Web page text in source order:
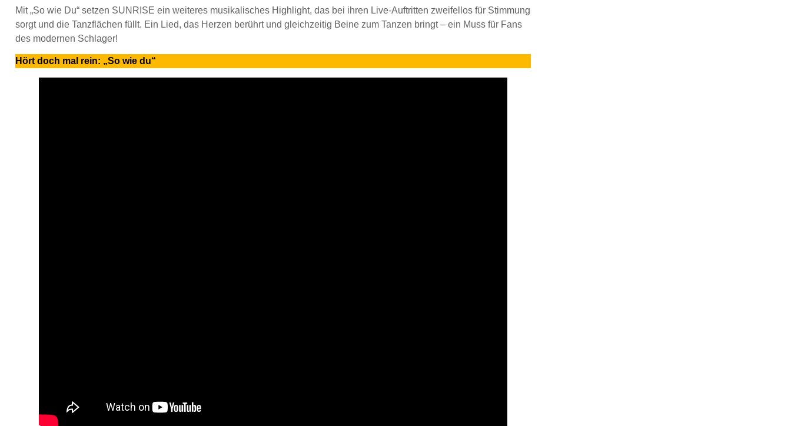
Mit „So wie Du“ setzen SUNRISE ein weiteres musikalisches Highlight, das bei ihren Live-Auftritten zweifellos für Stimmung
sorgt und die Tanzflächen füllt. Ein Lied, das Herzen berührt und gleichzeitig Beine zum Tanzen bringt – ein Muss für Fans
des modernen Schlager!
Hört doch mal rein: „So wie du“